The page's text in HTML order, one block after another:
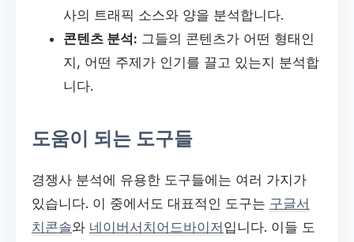
사의 트래픽 소스와 양을 분석합니다.
콘텐츠 분석: 그들의 콘텐츠가 어떤 형태인
지, 어떤 주제가 인기를 끌고 있는지 분석합
니다.
도움이 되는 도구들
경쟁사 분석에 유용한 도구들에는 여러 가지가
있습니다. 이 중에서도 대표적인 도구는 구글서
치콘솔와 네이버서치어드바이저 입니다. 이들 도